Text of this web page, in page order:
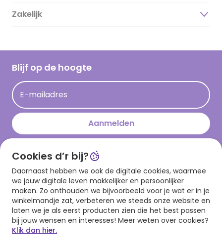
Duurzaamheid
Hallmark Kaartclub
Acties
Persberichten
Hallmark en Kinderpostzegels
Magazine
Cadeau inspiratie
Kaartinspiratie
Zakelijk
Blijf op de hoogte
E-mailadres
Aanmelden
Download onze app
Cookies d’r bij?
Daarnaast hebben we ook de digitale cookies, waarmee
we jouw digitale leven makkelijker en persoonlijker
maken. Zo onthouden we bijvoorbeeld voor je wat er in je
winkelmandje zat, verbeteren we steeds onze website en
laten we je als eerst producten zien die het best passen
bij jouw wensen en interesses! Meer weten over cookies?
Klik dan hier.